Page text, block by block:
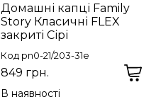
Домашні капці Family
Story Класичні FLEX
закриті Сірі
Код pn0-21/203-31e
849 грн.
В наявності